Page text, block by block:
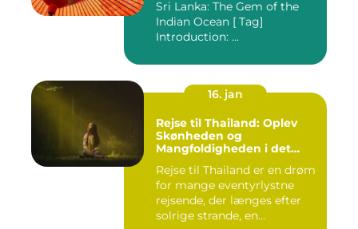
Sri Lanka: The Gem of the
Indian Ocean [ Tag]
Introduction: ...
16. jan
Rejse til Thailand: Oplev
Skønheden og
Mangfoldigheden i det
Rejse til Thailand er en drøm
for mange eventyrlystne
rejsende, der længes efter
solrige strande, en...